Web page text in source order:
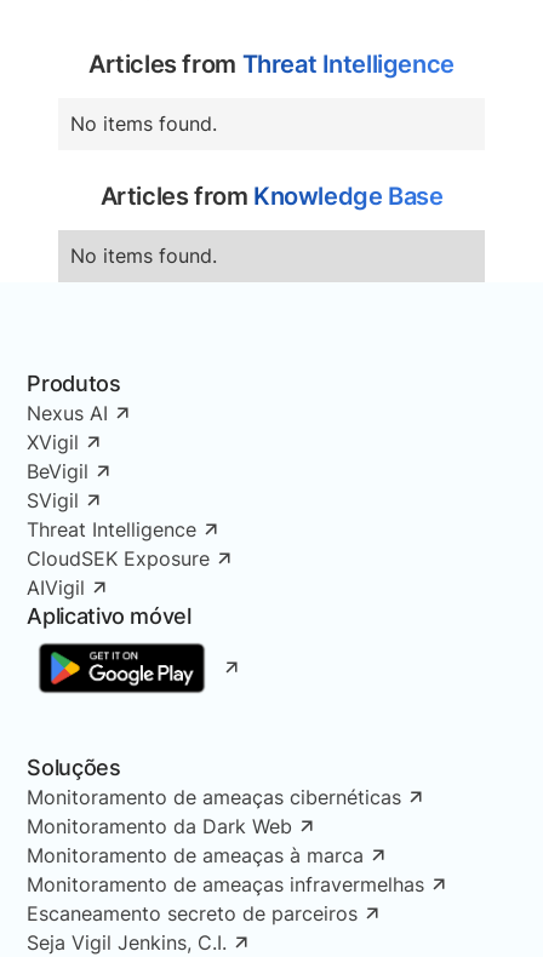
Articles from Threat Intelligence
No items found.
Articles from Knowledge Base
No items found.
Produtos
Nexus AI
XVigil
BeVigil
SVigil
Threat Intelligence
CloudSEK Exposure
AIVigil
Aplicativo móvel
Soluções
Monitoramento de ameaças cibernéticas
Monitoramento da Dark Web
Monitoramento de ameaças à marca
Monitoramento de ameaças infravermelhas
Escaneamento secreto de parceiros
Seja Vigil Jenkins, C.I.